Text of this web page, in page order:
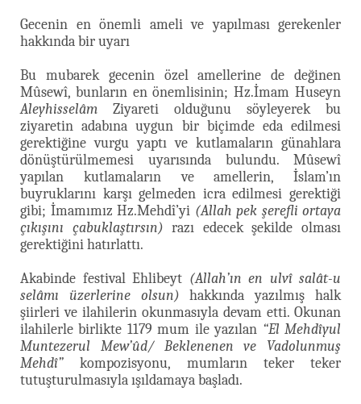
Gecenin en önemli ameli ve yapılması gerekenler
hakkında bir uyarı
Bu mubarek gecenin özel amellerine de değinen
Mûsewî, bunların en önemlisinin; Hz.İmam Huseyn
Aleyhisselâm Ziyareti olduğunu söyleyerek bu
ziyaretin adabına uygun bir biçimde eda edilmesi
gerektiğine vurgu yaptı ve kutlamaların günahlara
dönüştürülmemesi uyarısında bulundu. Mûsewî
yapılan kutlamaların ve amellerin, İslam’ın
buyruklarını karşı gelmeden icra edilmesi gerektiği
gibi; İmamımız Hz.Mehdî’yi (Allah pek şerefli ortaya
çıkışını çabuklaştırsın)razı edecek şekilde olması
gerektiğini hatırlattı.
Akabinde festival Ehlibeyt (Allah’ın en ulvî salât-u
selâmı üzerlerine olsun) hakkında yazılmış halk
şiirleri ve ilahilerin okunmasıyla devam etti. Okunan
ilahilerle birlikte 1179 mum ile yazılan “El Mehdîyul
Muntezerul Mew’ûd/ Beklenenen ve Vadolunmuş
Mehdî” kompozisyonu, mumların teker teker
tutuşturulmasıyla ışıldamaya başladı.